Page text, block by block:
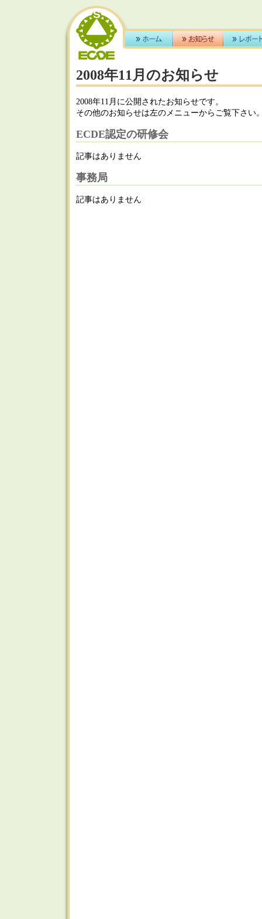
2008年11月のお知らせ
2008年11月に公開されたお知らせです。
その他のお知らせは左のメニューからご覧下さい
ECDE認定の研修会
記事はありません
事務局
記事はありません